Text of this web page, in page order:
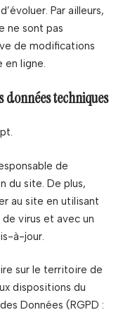
Par ailleurs,
ne sont pas
de modifications
en ligne.
techniques
de
du site. De plus,
au site en utilisant
virus et avec un
à-jour.
sur le territoire de
dispositions du
Données (RGPD :